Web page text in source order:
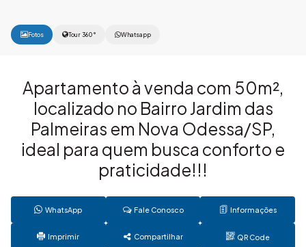
Fotos Tour 360° Whatsapp
Apartamento à venda com 50m²,
localizado no Bairro Jardim das
Palmeiras em Nova Odessa/SP,
ideal para quem busca conforto e
praticidade!!!
WhatsApp Fale Conosco Informações
Imprimir Compartilhar QR Code